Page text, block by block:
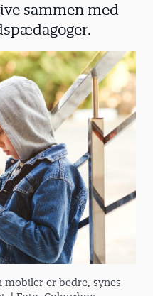
sammen med
mobiler er bedre, synes